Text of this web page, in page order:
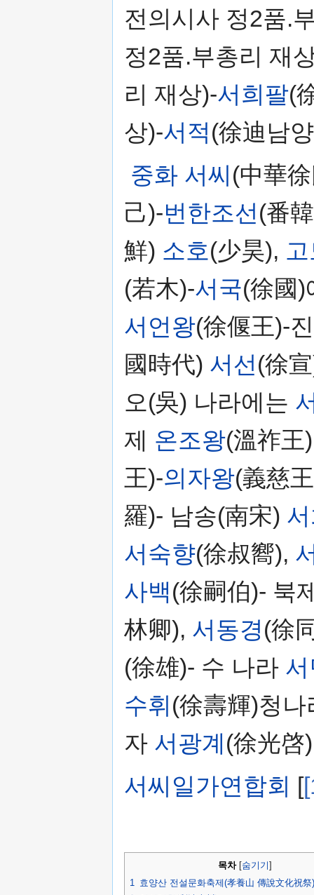
전의시사 정2품.
정2품.부총리 재
리 재상)-서희팔(
상)-서적(徐迪남
중화 서씨 (中華
己)-번한조선(番
鮮) 소호(少昊),
(若木)-서국(徐國
서언왕(徐偃王)-
國時代) 서선(徐
오(吳) 나라에는
제 온조왕(溫祚王)
王)-의자왕(義慈
羅)- 남송(南宋)
서숙향(徐叔嚮),
사백(徐嗣伯)- 북
林卿), 서동경(徐
(徐雄)- 수 나라
수휘 (徐壽輝)청
자 서광계 (徐光啓)
서씨일가연합회
[
목차[ 숨기기
1 효양산 전설문화축제(孝養山 傳說文化祝祭)